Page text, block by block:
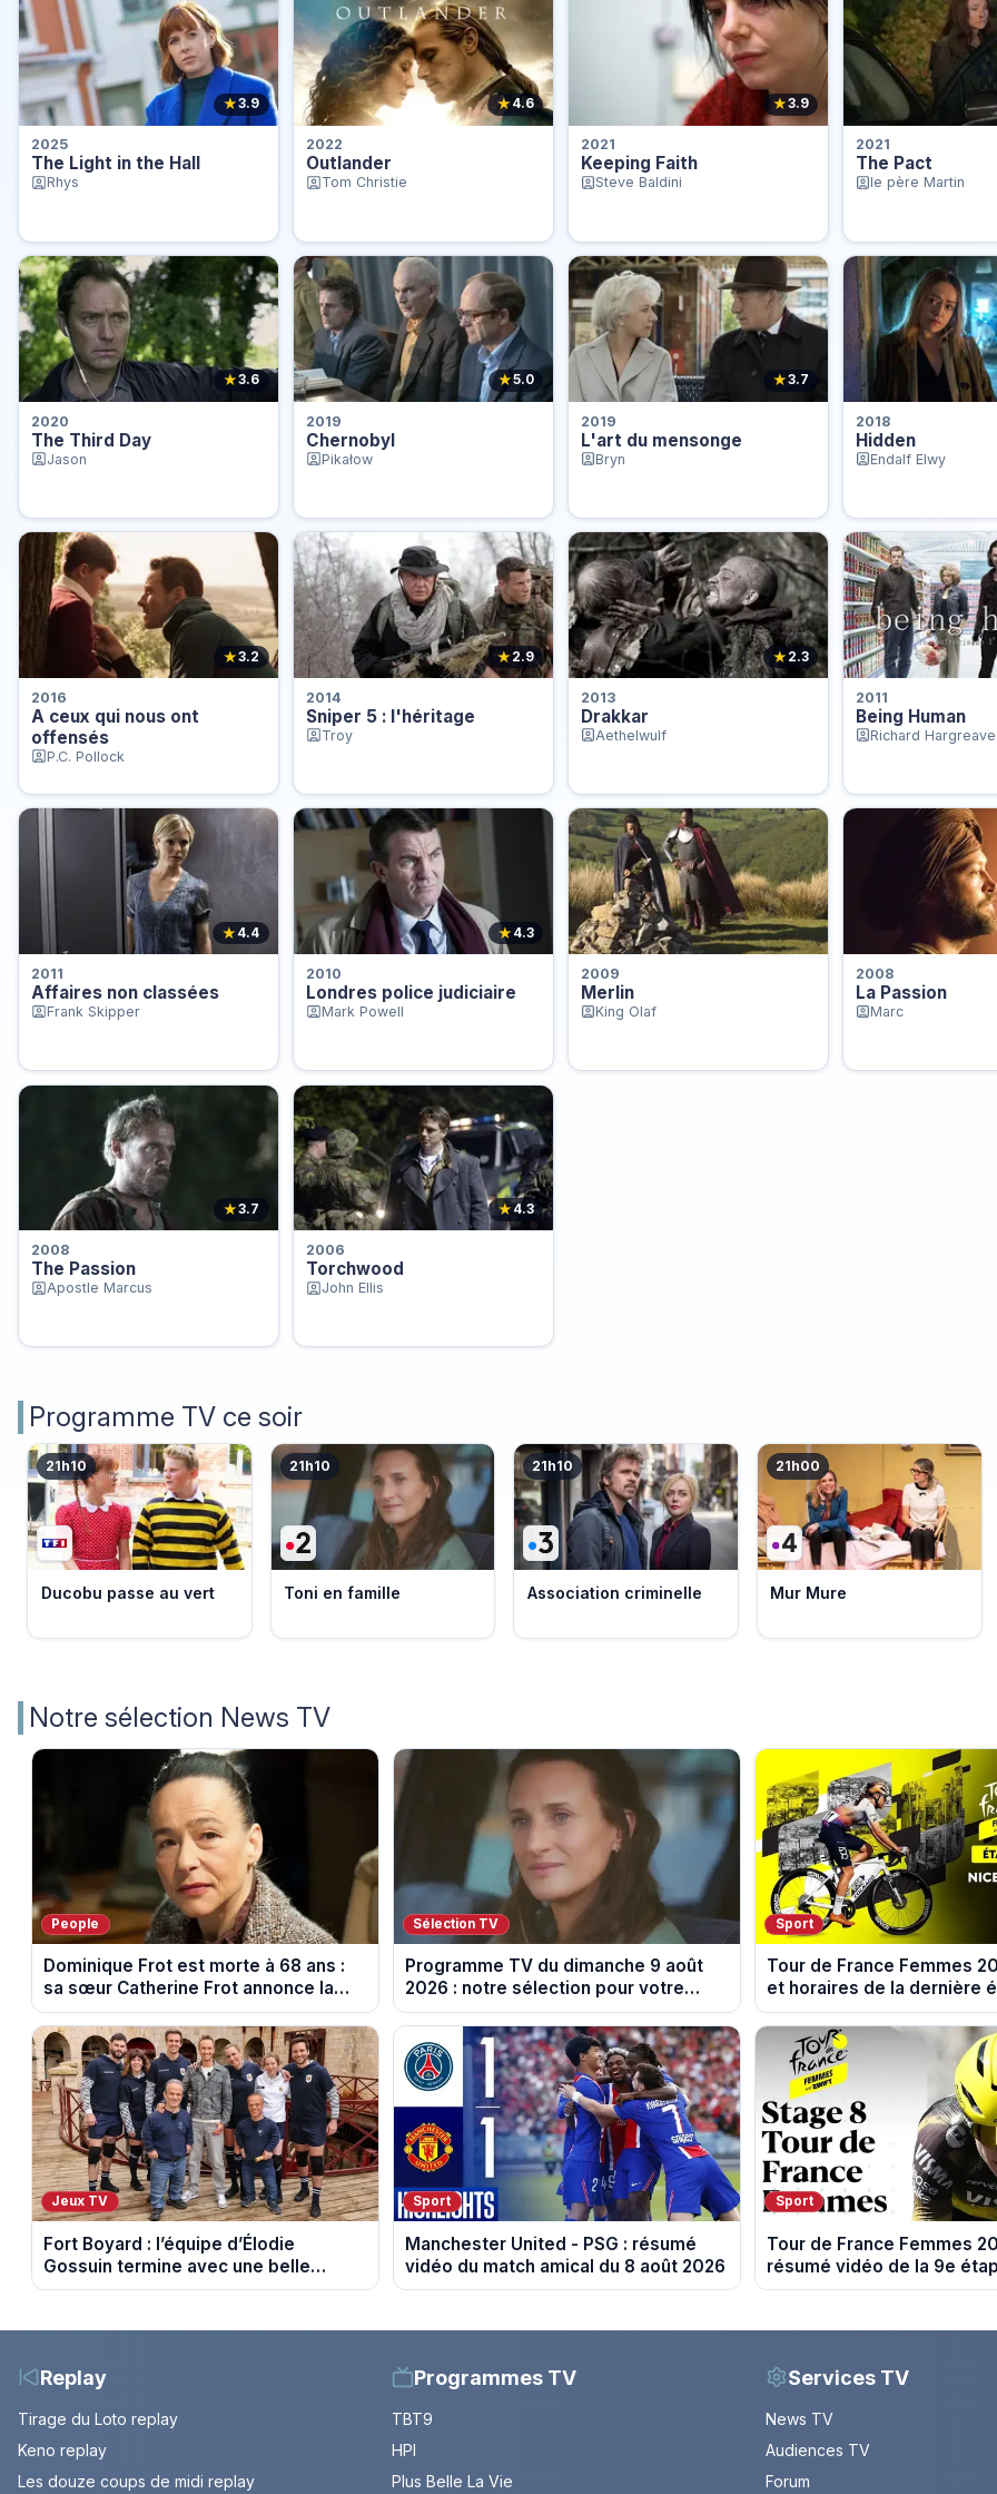
★3.9
2025
The Light in the Hall
Rhys
★4.6
2022
Outlander
Tom Christie
★3.9
2021
Keeping Faith
Steve Baldini
2021
The Pact
le père Martin
★3.6
2020
The Third Day
Jason
★5.0
2019
Chernobyl
Pikałow
★3.7
2019
L'art du mensonge
Bryn
2018
Hidden
Endalf Elwy
★3.2
2016
A ceux qui nous ont
offensés
P.C. Pollock
★ 2.9
2014
Sniper 5 : l'héritage
Troy
★ 2.3
2013
Drakkar
Aethelwulf
2011
Being Human
Richard
★ 4.4
2011
Affaires non classées
Frank Skipper
★ 4.3
2010
Londres police judiciaire
Mark Powell
2009
Merlin
King Olaf
2008
La Passion
Marc
★3.7
2008
The Passion
Apostle Marcus
★4.3
2006
Torchwood
John Ellis
Programme TV ce soir
21h10
Ducobu passe au vert
21h10
Toni en famille
21h10
Association criminelle
21h00
Mur Mure
Notre sélection News TV
People
Dominique Frot est morte à 68 ans :
sa sœur Catherine Frot annonce la
triste nouvelle
Sélection TV
Programme TV du dimanche 9 août
2026 : notre sélection pour votre
soirée télé
Sport
Tour de France Femmes
et horaires de la dernière
Nice
Jeux TV
Fort Boyard : l’équipe d’Élodie
Gossuin termine avec une belle
somme pour l'Unicef et le Refuge
Sport
Manchester United - PSG : résumé
vidéo du match amical du 8 août 2026
Sport
Tour de France Femmes
résumé vidéo de la 9e
Sisteron et Nice
Replay
Tirage du Loto replay
Keno replay
Les douze coups de midi replay
Programmes TV
TBT9
HPI
Plus Belle La Vie
Services TV
News TV
Audiences TV
Forum